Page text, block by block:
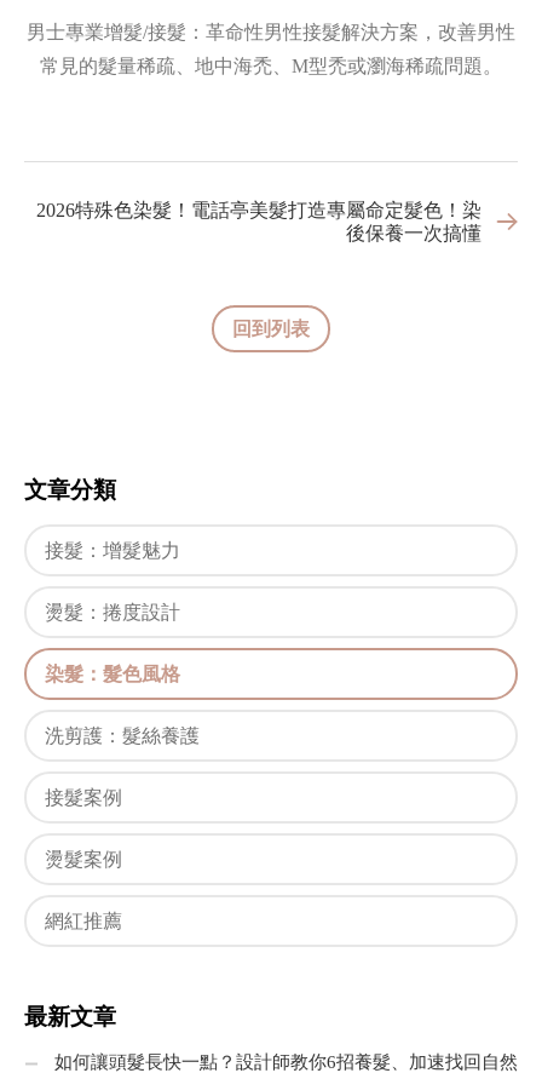
男士專業增髮/接髮：革命性男性接髮解決方案，改善男性
常見的髮量稀疏、地中海禿、M型禿或瀏海稀疏問題。
2026特殊色染髮！電話亭美髮打造專屬命定髮色！染
後保養一次搞懂
回到列表
文章分類
接髮：增髮魅力
燙髮：捲度設計
染髮：髮色風格
洗剪護：髮絲養護
接髮案例
燙髮案例
網紅推薦
最新文章
如何讓頭髮長快一點？設計師教你6招養髮、加速找回自然